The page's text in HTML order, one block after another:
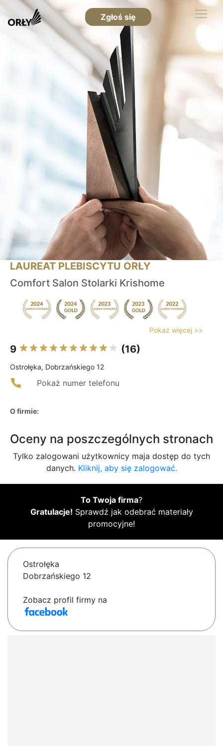
Zgłoś się
LAUREAT PLEBISCYTU ORŁY
Comfort Salon Stolarki Krishome
Pokaż więcej >>
9 (16)
Ostrołęka, Dobrzańskiego 12
Pokaż numer telefonu
O firmie:
Oceny na poszczególnych stronach
Tylko zalogowani użytkownicy maja dostęp do tych
danych. Kliknij, aby się zalogować.
To Twoja firma?
Gratulacje! Sprawdź jak odebrać materiały
promocyjne!
Ostrołęka
Dobrzańskiego 12
Zobacz profil firmy na